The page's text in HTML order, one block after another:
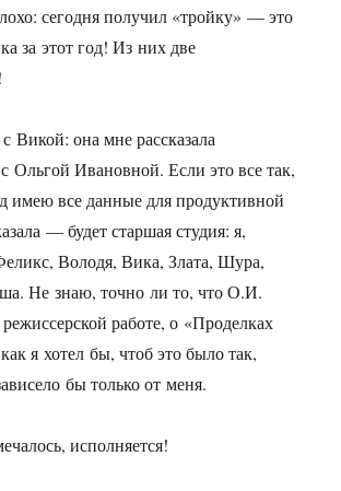
сегодня получил «тройку» — это
за этот год! Из них две
Викой: она мне рассказала
с Ольгой Ивановной. Если это все так,
имею все данные для продуктивной
— будет старшая студия: я,
Володя, Вика, Злата, Шура,
Не знаю, точно ли то, что О.И.
работе, о «Проделках
я хотел бы, чтоб это было так,
бы только от меня.
исполняется!